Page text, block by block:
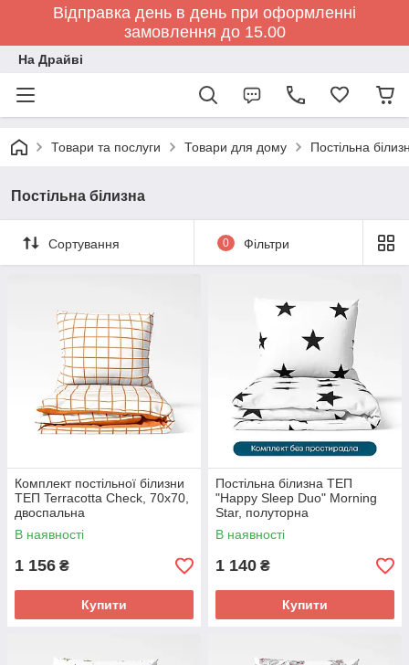
Відправка день в день при оформленні
замовлення до 15.00
На Драйві
Товари та послуги Товари для дому Постільна
Постільна білизна
Сортування 0 Фільтри
Комплект постільної білизни
ТЕП Terracotta Check, 70x70,
двоспальна
В наявності
1 156 ₴
Купити
Постільна білизна ТЕП
"Happy Sleep Duo" Morning
Star, полуторна
В наявності
1 140 ₴
Купити